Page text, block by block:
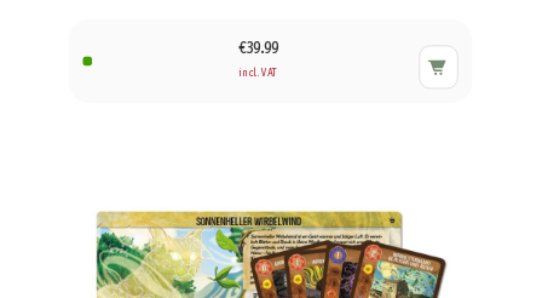
€39.99
incl. VAT